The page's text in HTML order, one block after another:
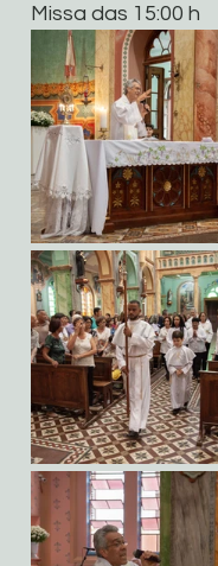
Missa das 15:00 h